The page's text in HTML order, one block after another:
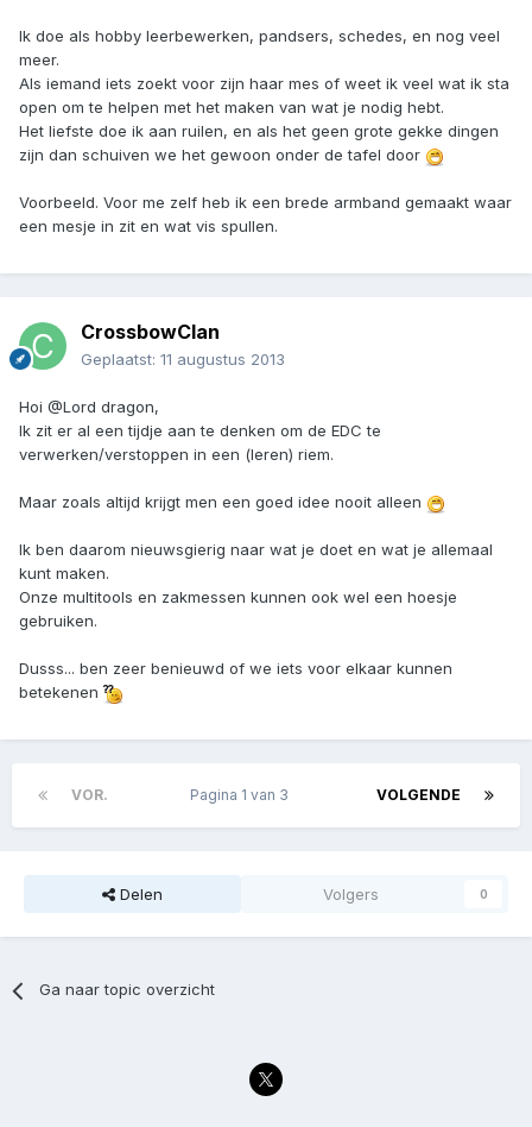
Ik doe als hobby leerbewerken, pandsers, schedes, en nog veel
meer.
Als iemand iets zoekt voor zijn haar mes of weet ik veel wat ik sta
open om te helpen met het maken van wat je nodig hebt.
Het liefste doe ik aan ruilen, en als het geen grote gekke dingen
zijn dan schuiven we het gewoon onder de tafel door
Voorbeeld. Voor me zelf heb ik een brede armband gemaakt waar
een mesje in zit en wat vis spullen.
CrossbowClan
Geplaatst: 11 augustus 2013
Hoi @Lord dragon,
Ik zit er al een tijdje aan te denken om de EDC te
verwerken/verstoppen in een (leren) riem.
Maar zoals altijd krijgt men een goed idee nooit alleen
Ik ben daarom nieuwsgierig naar wat je doet en wat je allemaal
kunt maken.
Onze multitools en zakmessen kunnen ook wel een hoesje
gebruiken.
Dusss... ben zeer benieuwd of we iets voor elkaar kunnen
betekenen
VOR. VOLGENDE
Pagina 1 van 3
Delen Volgers 0
Ga naar topic overzicht